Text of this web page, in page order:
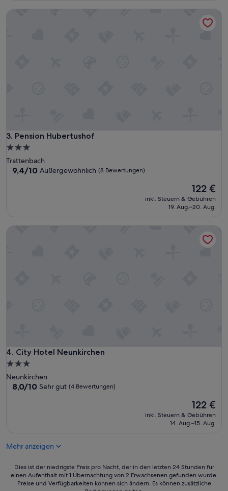
Bewertungen)
3. Pension Hubertushof
Pension Hubertushof
3.0-
Sterne-
Unterkunft
Trattenbach
9.4
9,4/10 Außergewöhnlich (8 Bewertungen)
Der
Preis
beträgt
122 €
inkl. Steuern & Gebühren
19. Aug.–20. Aug.
4. City Hotel Neunkirchen
City Hotel Neunkirchen
3.0-
Sterne-
Unterkunft
Neunkirchen
8.0
8,0/10 Sehr gut (4 Bewertungen)
Der
Preis
beträgt
122 €
inkl. Steuern & Gebühren
14. Aug.–15. Aug.
Mehr anzeigen
Dies
ist
Dies ist der niedrigste Preis pro Nacht, der in den letzten 24 Stunden für
einen Aufenthalt mit 1 Übernachtung von 2 Erwachsenen gefunden wurde.
Preise und Verfügbarkeiten können sich ändern. Es können zusätzliche